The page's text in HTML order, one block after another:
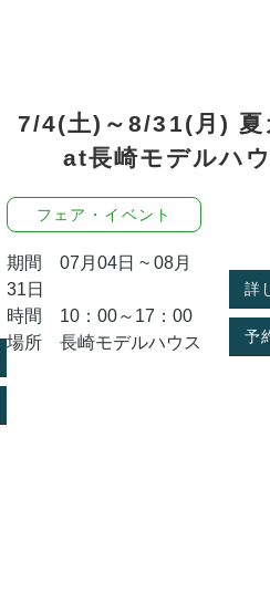
7/4(土)～8/31(月) 夏
at長崎モデルハ
フェア・イベント
期間 07月04日 ~ 08月
31日
時間 10：00～17：00
場所 長崎モデルハウス
詳
予